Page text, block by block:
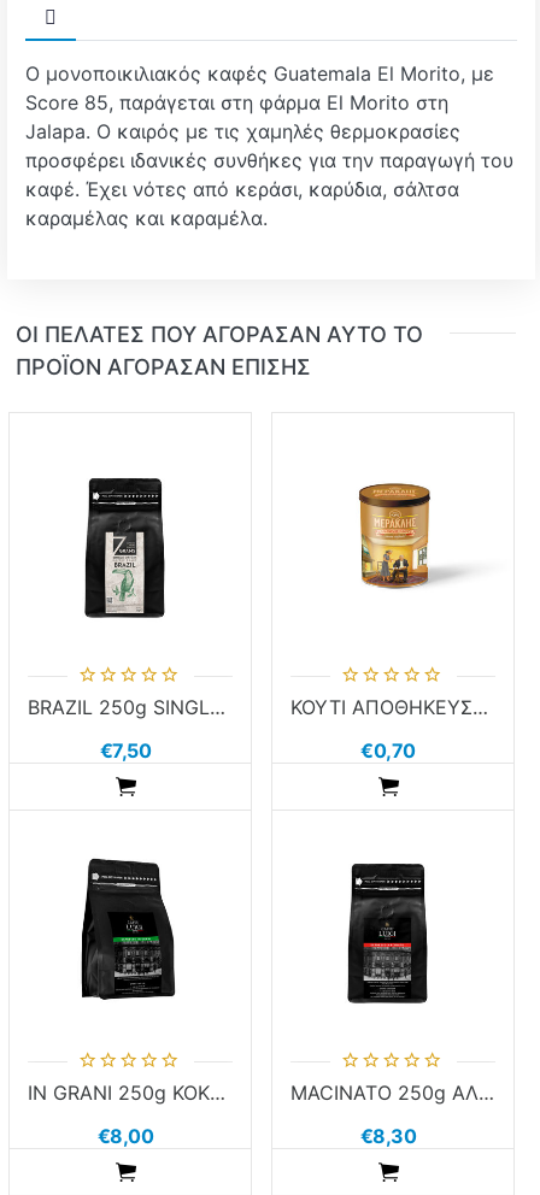
Ο μονοποικιλιακός καφές Guatemala El Morito, με
Score 85, παράγεται στη φάρμα El Morito στη
Jalapa. Ο καιρός με τις χαμηλές θερμοκρασίες
προσφέρει ιδανικές συνθήκες για την παραγωγή του
καφέ. Έχει νότες από κεράσι, καρύδια, σάλτσα
καραμέλας και καραμέλα.
ΟΙ ΠΕΛΆΤΕΣ ΠΟΥ ΑΓΌΡΑΣΑΝ ΑΥΤΌ ΤΟ
ΠΡΟΪΌΝ ΑΓΌΡΑΣΑΝ ΕΠΊΣΗΣ
ADDTOCART
BRAZIL 250g SINGLE ORIGIN ΣΕ ΚΟΚΚΟΥΣ
€7,50
ADDTOCART
ΚΟΥΤΙ ΑΠΟΘΗΚΕΥΣΗΣ 250g
€0,70
ADDTOCART
IN GRANI 250g ΚΟΚΚΟΙ CAFFE' LUIGI
€8,00
ADDTOCART
MACINATO 250g ΑΛΕΣΜΕΝΟΣ CAFFE' LUIGI
€8,30